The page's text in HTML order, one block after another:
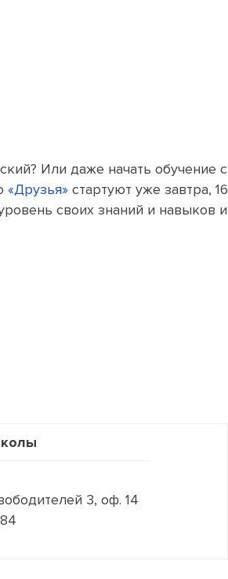
Или даже начать обучение с
«Друзья» стартуют уже завтра, 16
своих знаний и навыков и
3, оф. 14